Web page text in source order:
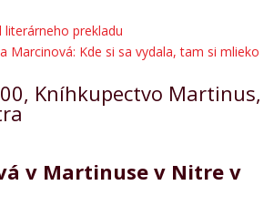
literárneho prekladu
Marcinová: Kde si sa vydala, tam si mlieko
Kníhkupectvo Martinus,
v Martinuse v Nitre v